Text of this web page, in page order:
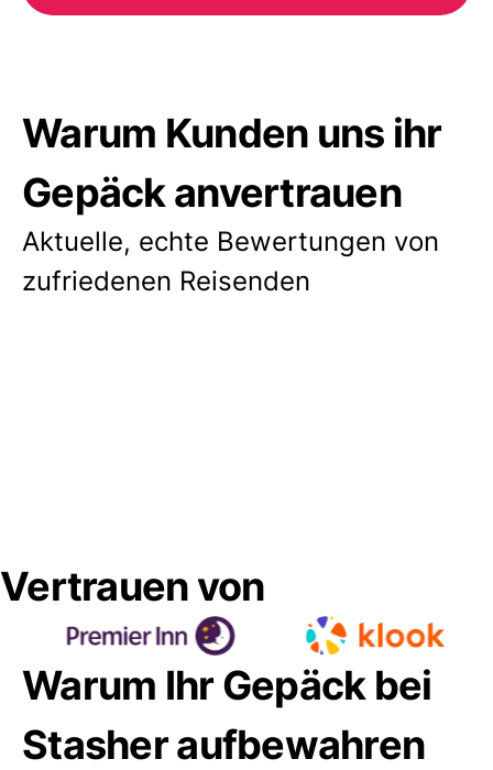
Warum Kunden uns ihr
Gepäck anvertrauen
Aktuelle, echte Bewertungen von
zufriedenen Reisenden
Vertrauen von
Warum Ihr Gepäck bei
Stasher aufbewahren